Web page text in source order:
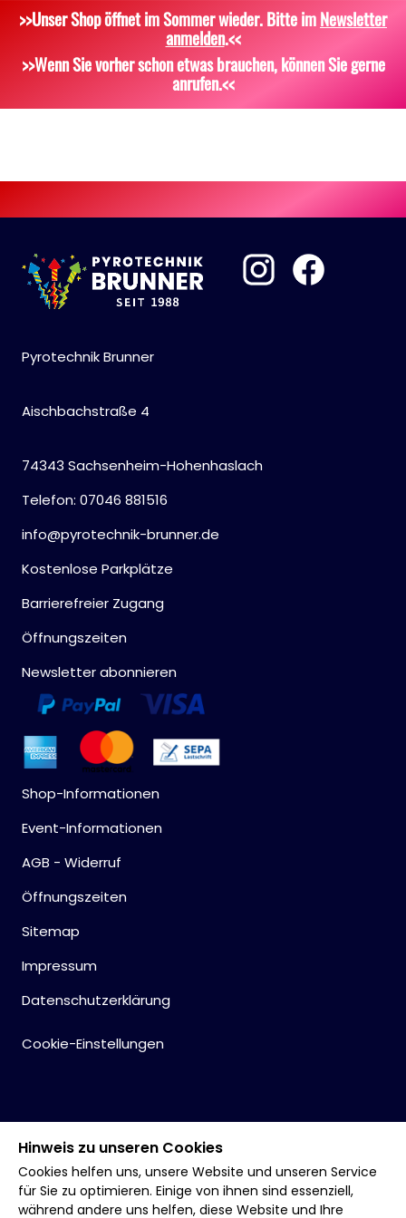
Dekoration, Knicklichter
Zubehör
Attrappen
>>Unser Shop öffnet im Sommer wieder. Bitte imNewsletter
anmelden.<<
>>Wenn Sie vorher schon etwas brauchen, können Sie gerne
anrufen.<<
Pyrotechnik Brunner
Aischbachstraße 4
74343 Sachsenheim-Hohenhaslach
Telefon: 07046 881516
info@pyrotechnik-brunner.de
Kostenlose Parkplätze
Barrierefreier Zugang
Öffnungszeiten
Newsletter abonnieren
Shop-Informationen
Event-Informationen
AGB - Widerruf
Öffnungszeiten
Sitemap
Impressum
Datenschutzerklärung
Cookie-Einstellungen
Hinweis zu unseren Cookies
Cookies helfen uns, unsere Website und unseren Service
für Sie zu optimieren. Einige von ihnen sind essenziell,
während andere uns helfen, diese Website und Ihre